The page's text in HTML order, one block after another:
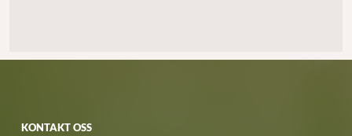
KONTAKT OSS